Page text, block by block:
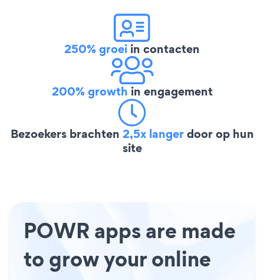
250% groei in contacten
200% growth in engagement
Bezoekers brachten 2,5x langerdoor op hun
site
POWR apps are made
to grow your online